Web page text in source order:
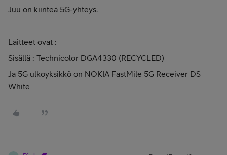
Juu on kiinteä 5G-yhteys.
Laitteet ovat :
Sisällä : Technicolor DGA4330 (RECYCLED)
Ja 5G ulkoyksikkö on NOKIA FastMile 5G Receiver DS
White